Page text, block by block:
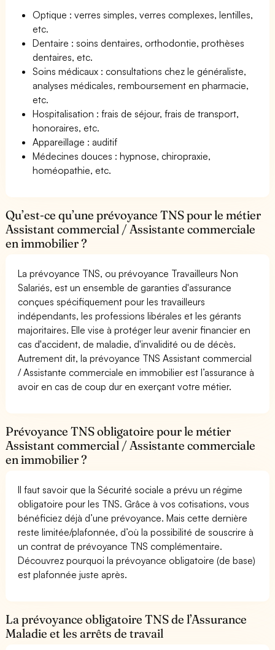
Optique : verres simples, verres complexes, lentilles,
etc.
Dentaire : soins dentaires, orthodontie, prothèses
dentaires, etc.
Soins médicaux : consultations chez le généraliste,
analyses médicales, remboursement en pharmacie,
etc.
Hospitalisation : frais de séjour, frais de transport,
honoraires, etc.
Appareillage : auditif
Médecines douces : hypnose, chiropraxie,
homéopathie, etc.
Qu’est-ce qu’une prévoyance TNS pour le métier
Assistant commercial / Assistante commerciale
en immobilier ?
La prévoyance TNS, ou prévoyance Travailleurs Non
Salariés, est un ensemble de garanties d'assurance
conçues spécifiquement pour les travailleurs
indépendants, les professions libérales et les gérants
majoritaires. Elle vise à protéger leur avenir financier en
cas d'accident, de maladie, d'invalidité ou de décès.
Autrement dit, la prévoyance TNS Assistant commercial
/ Assistante commerciale en immobilier est l’assurance à
avoir en cas de coup dur en exerçant votre métier.
Prévoyance TNS obligatoire pour le métier
Assistant commercial / Assistante commerciale
en immobilier ?
Il faut savoir que la Sécurité sociale a prévu un régime
obligatoire pour les TNS. Grâce à vos cotisations, vous
bénéficiez déjà d’une prévoyance. Mais cette dernière
reste limitée/plafonnée, d’où la possibilité de souscrire à
un contrat de prévoyance TNS complémentaire.
Découvrez pourquoi la prévoyance obligatoire (de base)
est plafonnée juste après.
La prévoyance obligatoire TNS de l’Assurance
Maladie et les arrêts de travail